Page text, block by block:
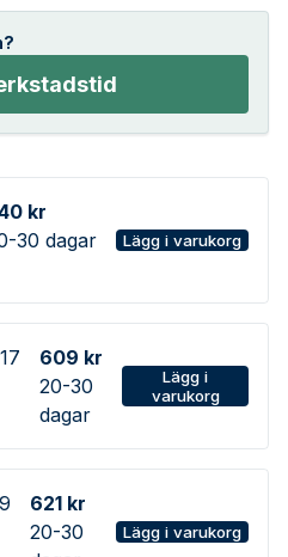
kr
30 dagar
Lägg i varukorg
609 kr
20-30
dagar
Lägg i
varukorg
621 kr
20-30
Lägg i varukorg